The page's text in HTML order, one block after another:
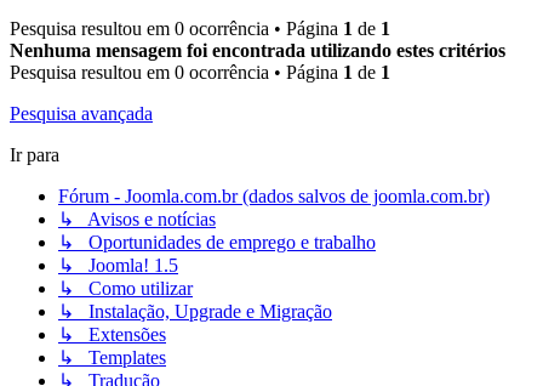
Pesquisa resultou em 0 ocorrência • Página 1 de 1
Nenhuma mensagem foi encontrada utilizando estes critérios
Pesquisa resultou em 0 ocorrência • Página 1 de 1
Pesquisa avançada
Ir para
Fórum - Joomla.com.br (dados salvos de joomla.com.br)
↳ Avisos e notícias
↳ Oportunidades de emprego e trabalho
↳ Joomla! 1.5
↳ Como utilizar
↳ Instalação, Upgrade e Migração
↳ Extensões
↳ Templates
↳ Tradução